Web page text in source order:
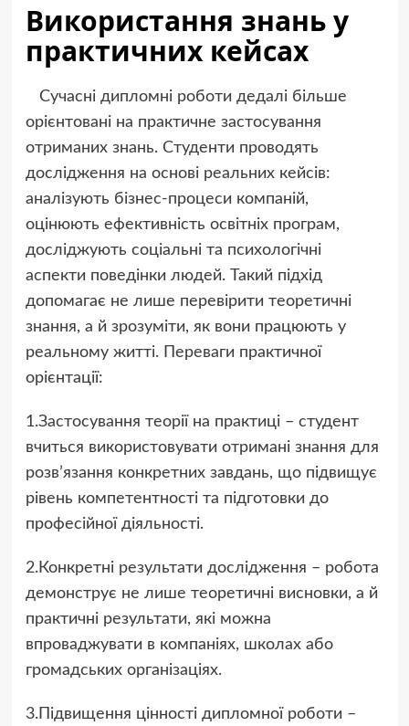
Використання знань у
практичних кейсах
Сучасні дипломні роботи дедалі більше
орієнтовані на практичне застосування
отриманих знань. Студенти проводять
дослідження на основі реальних кейсів:
аналізують бізнес-процеси компаній,
оцінюють ефективність освітніх програм,
досліджують соціальні та психологічні
аспекти поведінки людей. Такий підхід
допомагає не лише перевірити теоретичні
знання, а й зрозуміти, як вони працюють у
реальному житті. Переваги практичної
орієнтації:
1.Застосування теорії на практиці – студент
вчиться використовувати отримані знання для
розв’язання конкретних завдань, що підвищує
рівень компетентності та підготовки до
професійної діяльності.
2.Конкретні результати дослідження – робота
демонструє не лише теоретичні висновки, а й
практичні результати, які можна
впроваджувати в компаніях, школах або
громадських організаціях.
3.Підвищення цінності дипломної роботи –